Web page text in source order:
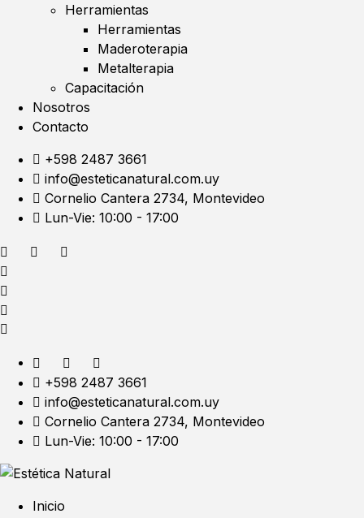
Herramientas
Herramientas
Maderoterapia
Metalterapia
Capacitación
Nosotros
Contacto
+598 2487 3661
info@esteticanatural.com.uy
Cornelio Cantera 2734, Montevideo
Lun-Vie: 10:00 - 17:00
+598 2487 3661
info@esteticanatural.com.uy
Cornelio Cantera 2734, Montevideo
Lun-Vie: 10:00 - 17:00
Inicio